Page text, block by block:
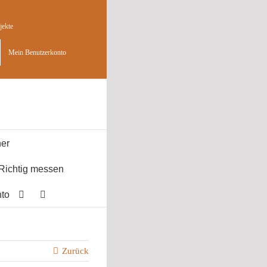
Mein Benutzerkonto
messen
Zurück